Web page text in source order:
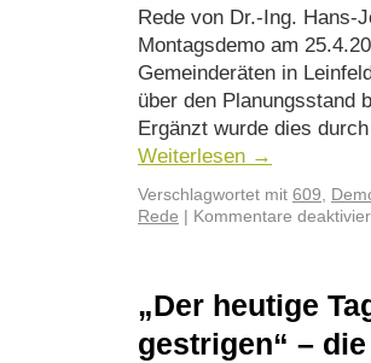
Rede von Dr.-Ing. Hans-
Montagsdemo am
Gemeinderäten in
über den Planungsstand
Ergänzt wurde dies
Weiterlesen →
Verschlagwortet mit 609,
Rede
Kommentare
„Der heutige
gestrigen“ –